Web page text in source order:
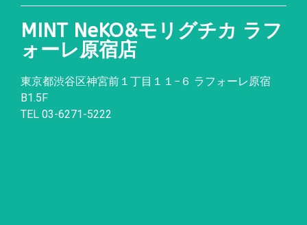
MINT NeKO&モリグチカ ラフ
ォーレ原宿店
東京都渋谷区神宮前１丁目１１ − ６ ラフォーレ原宿
B1.5F
TEL 03-6271-5222